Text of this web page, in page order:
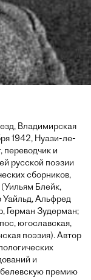
Владимирская
1942, Нуази-ле-
и
русской поэзии
сборников,
Блейк,
Альфред
Герман Зудерман;
югославская,
поэзия). Автор
и
премию